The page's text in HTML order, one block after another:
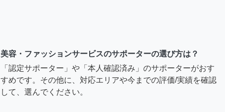
美容・ファッションサービスのサポーターの選び方は？
「認定サポーター」や「本人確認済み」のサポーターがおす
すめです。その他に、対応エリアや今までの評価/実績を確認
して、選んでください。